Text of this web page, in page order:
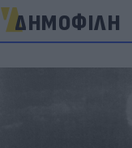
ΔΗΜΟΦΙΛΗ